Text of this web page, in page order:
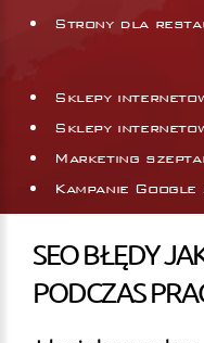
Strony dla
Sklepy
Sklepy
Marketing
Kampanie Google
SEO BŁĘDY
PODCZAS